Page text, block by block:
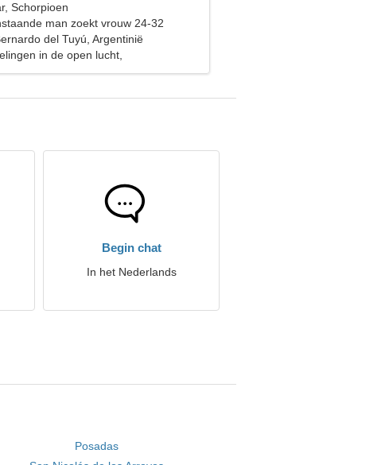
Schorpioen
man zoekt vrouw 24-32
del Tuyú, Argentinië
in de open lucht,
Begin chat
In het Nederlands
Posadas